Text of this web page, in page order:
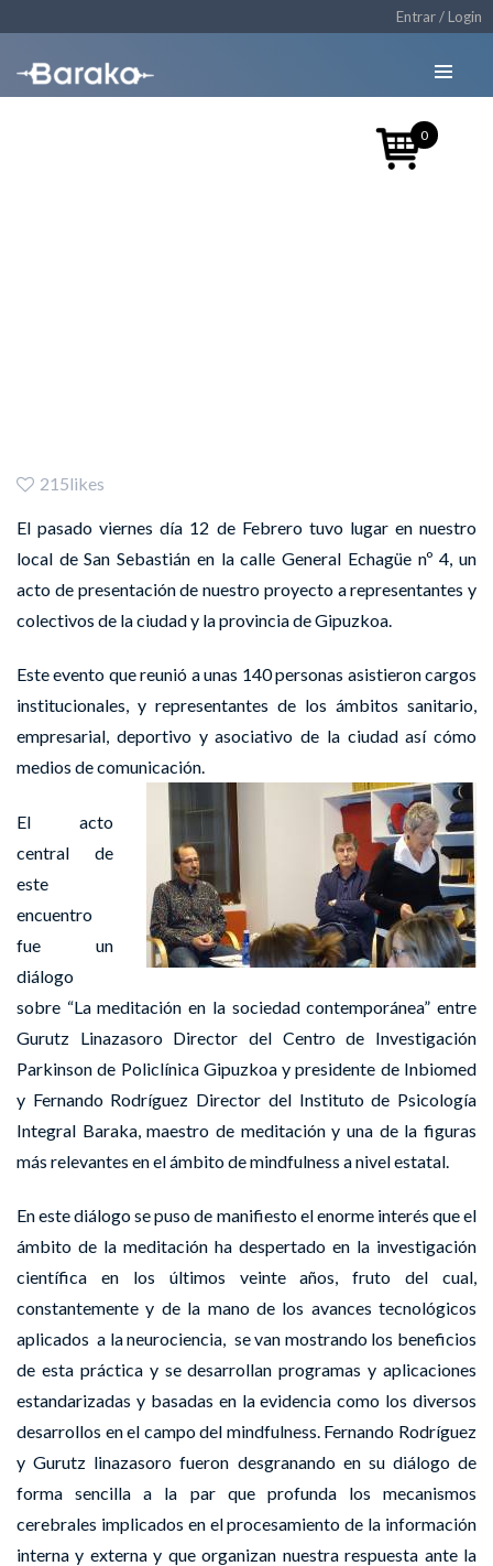
Entrar / Login
215likes
El pasado viernes día 12 de Febrero tuvo lugar en nuestro
local de San Sebastián en la calle General Echagüe nº 4, un
acto de presentación de nuestro proyecto a representantes y
colectivos de la ciudad y la provincia de Gipuzkoa.
Este evento que reunió a unas 140 personas asistieron cargos
institucionales, y representantes de los ámbitos sanitario,
empresarial, deportivo y asociativo de la ciudad así cómo
medios de comunicación.
El acto
central de
este
encuentro
fue un
diálogo
sobre “La meditación en la sociedad contemporánea” entre
Gurutz Linazasoro Director del Centro de Investigación
Parkinson de Policlínica Gipuzkoa y presidente de Inbiomed
y Fernando Rodríguez Director del Instituto de Psicología
Integral Baraka, maestro de meditación y una de la figuras
más relevantes en el ámbito de mindfulness a nivel estatal.
En este diálogo se puso de manifiesto el enorme interés que el
ámbito de la meditación ha despertado en la investigación
científica en los últimos veinte años, fruto del cual,
constantemente y de la mano de los avances tecnológicos
aplicados a la neurociencia, se van mostrando los beneficios
de esta práctica y se desarrollan programas y aplicaciones
estandarizadas y basadas en la evidencia como los diversos
desarrollos en el campo del mindfulness. Fernando Rodríguez
y Gurutz linazasoro fueron desgranando en su diálogo de
forma sencilla a la par que profunda los mecanismos
cerebrales implicados en el procesamiento de la información
interna y externa y que organizan nuestra respuesta ante la
0